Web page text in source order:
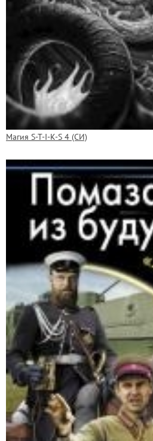
Магия S-T-I-K-S 4 (СИ)